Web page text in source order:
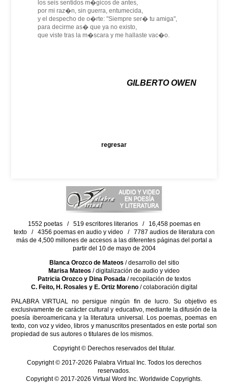
los seis sentidos m�gicos de antes,
por mi raz�n, sin guerra, entumecida,
y el despecho de o�rte: "Siempre ser� tu amiga",
para decirme as� que ya no existo,
que viste tras la m�scara y me hallaste vac�o.
GILBERTO OWEN
regresar
1552 poetas / 519 escritores literarios / 16,458 poemas en
texto / 4356 poemas en audio y video / 7787 audios de literatura con
más de 4,500 millones de accesos a las diferentes páginas del portal a
partir del 10 de mayo de 2004
Blanca Orozco de Mateos / desarrollo del sitio
Marisa Mateos / digitalización de audio y video
Patricia Orozco y Dina Posada/ recopilación de textos
C. Feito, H. Rosales y E. Ortiz Moreno/ colaboración digital
PALABRA VIRTUAL no persigue ningún fin de lucro. Su objetivo es
exclusivamente de carácter cultural y educativo, mediante la difusión de la
poesía iberoamericana y la literatura universal. Los poemas, poemas en
texto, con voz y video, libros y manuscritos presentados en este portal son
propiedad de sus autores o titulares de los mismos.
Copyright © Derechos reservados del titular.
Copyright © 2017-2026 Palabra Virtual Inc. Todos los derechos
reservados.
Copyright © 2017-2026 Virtual Word Inc. Worldwide Copyrights.